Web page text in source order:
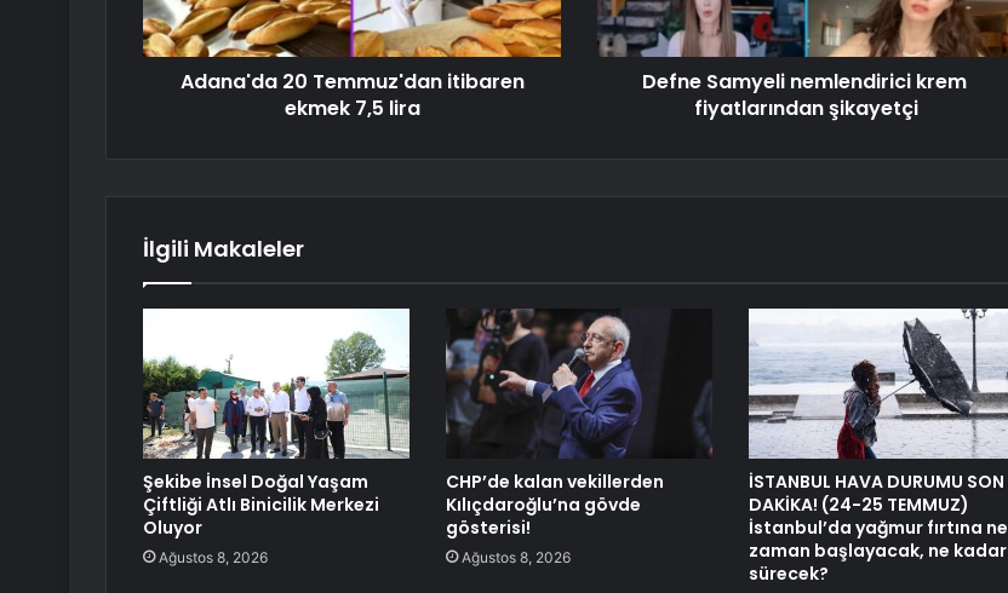
Adana'da 20 Temmuz'dan itibaren
ekmek 7,5 lira
Defne Samyeli nemlendirici krem ​​
fiyatlarından şikayetçi
İlgili Makaleler
Şekibe İnsel Doğal Yaşam
Çiftliği Atlı Binicilik Merkezi
Oluyor
Ağustos 8, 2026
CHP’de kalan vekillerden
Kılıçdaroğlu’na gövde
gösterisi!
Ağustos 8, 2026
İSTANBUL HAVA DURUMU SON
DAKİKA! (24-25 TEMMUZ)
İstanbul’da yağmur fırtına ne
zaman başlayacak, ne kadar
sürecek?